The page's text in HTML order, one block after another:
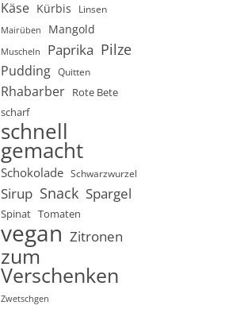
Käse Kürbis Linsen
Mairüben Mangold
Muscheln Paprika Pilze
Pudding Quitten
Rhabarber Rote Bete
scharf
schnell
gemacht
Schokolade Schwarzwurzel
Sirup Snack Spargel
Spinat Tomaten
vegan Zitronen
zum
Verschenken
Zwetschgen